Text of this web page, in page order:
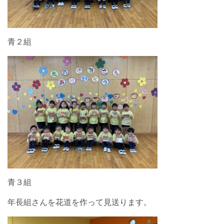
青２組
青３組
年長組さんを花道を作って見送ります。